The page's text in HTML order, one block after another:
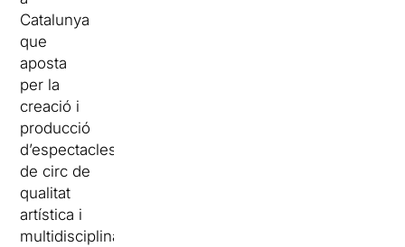
Catalunya
que
aposta
per la
creació i
producció
d’espectacles
de circ de
qualitat
artística i
multidisciplinària.